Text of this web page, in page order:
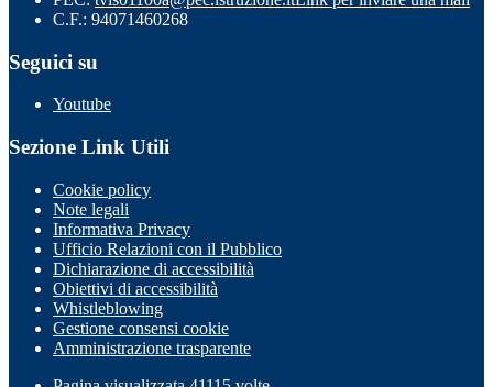
C.F.: 94071460268
Seguici su
Youtube
Sezione Link Utili
Cookie policy
Note legali
Informativa Privacy
Ufficio Relazioni con il Pubblico
Dichiarazione di accessibilità
Obiettivi di accessibilità
Whistleblowing
Gestione consensi cookie
Amministrazione trasparente